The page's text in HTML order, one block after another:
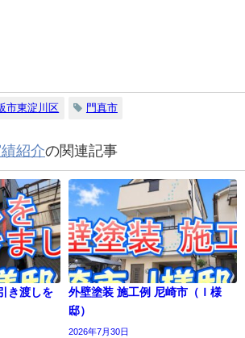
市東淀川区 門真市
紹介の関連記事
き渡しを
外壁塗装 施工例 尼崎市（Ｉ様
邸）
2026年7月30日